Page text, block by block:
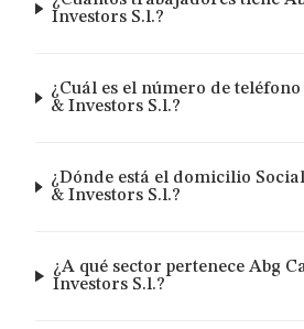
Investors S.l.?
¿Cuál es el número de
& Investors S.l.?
¿Dónde está el domicilio
& Investors S.l.?
¿A qué sector pertenece Abg
Investors S.l.?